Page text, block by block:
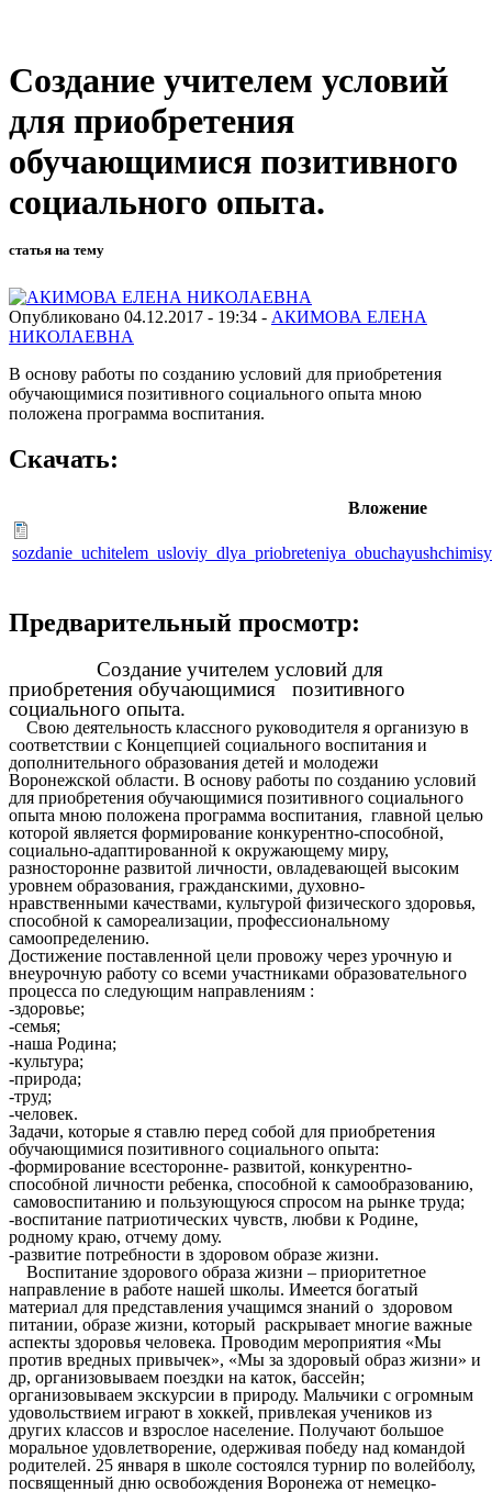
Создание учителем условий
для приобретения
обучающимися позитивного
социального опыта.
статья на тему
Опубликовано 04.12.2017 - 19:34 - АКИМОВА ЕЛЕНА
НИКОЛАЕВНА
В основу работы по созданию условий для приобретения
обучающимися позитивного социального опыта мною
положена программа воспитания.
Скачать:
Вложение
Предварительный просмотр:
Создание учителем условий для
приобретения обучающимися позитивного
социального опыта.
Свою деятельность классного руководителя я организую в
соответствии с Концепцией социального воспитания и
дополнительного образования детей и молодежи
Воронежской области. В основу работы по созданию условий
для приобретения обучающимися позитивного социального
опыта мною положена программа воспитания, главной целью
которой является формирование конкурентно-способной,
социально-адаптированной к окружающему миру,
разносторонне развитой личности, овладевающей высоким
уровнем образования, гражданскими, духовно-
нравственными качествами, культурой физического здоровья,
способной к самореализации, профессиональному
самоопределению.
Достижение поставленной цели провожу через урочную и
внеурочную работу со всеми участниками образовательного
процесса по следующим направлениям :
-здоровье;
-семья;
-наша Родина;
-культура;
-природа;
-труд;
-человек.
Задачи, которые я ставлю перед собой для приобретения
обучающимися позитивного социального опыта:
-формирование всесторонне- развитой, конкурентно-
способной личности ребенка, способной к самообразованию,
самовоспитанию и пользующуюся спросом на рынке труда;
-воспитание патриотических чувств, любви к Родине,
родному краю, отчему дому.
-развитие потребности в здоровом образе жизни.
Воспитание здорового образа жизни – приоритетное
направление в работе нашей школы. Имеется богатый
материал для представления учащимся знаний о здоровом
питании, образе жизни, который раскрывает многие важные
аспекты здоровья человека. Проводим мероприятия «Мы
против вредных привычек», «Мы за здоровый образ жизни» и
др, организовываем поездки на каток, бассейн;
организовываем экскурсии в природу. Мальчики с огромным
удовольствием играют в хоккей, привлекая учеников из
других классов и взрослое население. Получают большое
моральное удовлетворение, одерживая победу над командой
родителей. 25 января в школе состоялся турнир по волейболу,
посвященный дню освобождения Воронежа от немецко-